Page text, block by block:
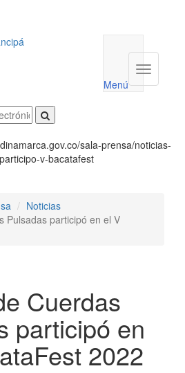
utilidades
Menú
Menú
sala-prensa/noticias-
v-bacatafest
Noticias
Pulsadas participó en el V
Cuerdas
participó en
2022